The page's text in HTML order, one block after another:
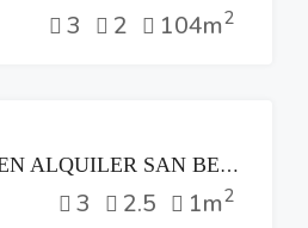
3 2 104m2
APARTAMENTO EN ALQUILER SAN BENITO TORRE ALISIOS SAN SALVADOR
3 2.5 1m2